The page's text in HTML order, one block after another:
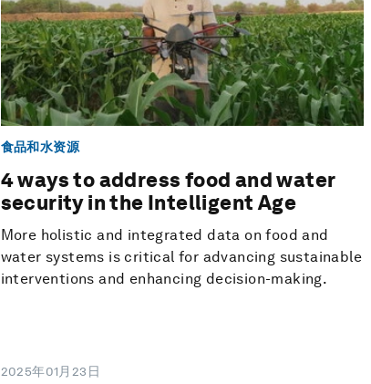
食品和水资源
4 ways to address food and water
security in the Intelligent Age
More holistic and integrated data on food and
water systems is critical for advancing sustainable
interventions and enhancing decision-making.
2025年01月23日